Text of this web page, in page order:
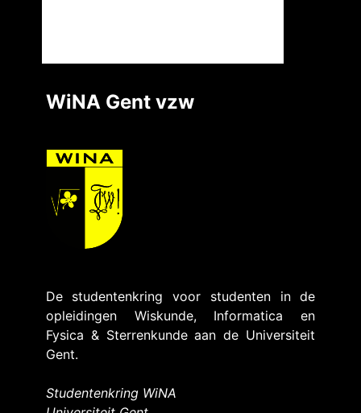
WiNA Gent vzw
De studentenkring voor studenten in de
opleidingen Wiskunde, Informatica en
Fysica & Sterrenkunde aan de Universiteit
Gent.
Studentenkring WiNA